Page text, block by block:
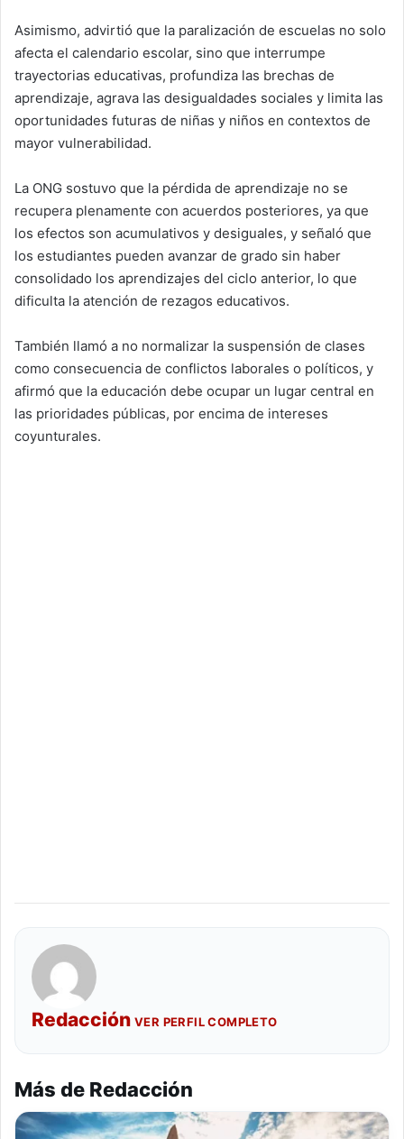
Asimismo, advirtió que la paralización de escuelas no solo
afecta el calendario escolar, sino que interrumpe
trayectorias educativas, profundiza las brechas de
aprendizaje, agrava las desigualdades sociales y limita las
oportunidades futuras de niñas y niños en contextos de
mayor vulnerabilidad.
La ONG sostuvo que la pérdida de aprendizaje no se
recupera plenamente con acuerdos posteriores, ya que
los efectos son acumulativos y desiguales, y señaló que
los estudiantes pueden avanzar de grado sin haber
consolidado los aprendizajes del ciclo anterior, lo que
dificulta la atención de rezagos educativos.
También llamó a no normalizar la suspensión de clases
como consecuencia de conflictos laborales o políticos, y
afirmó que la educación debe ocupar un lugar central en
las prioridades públicas, por encima de intereses
coyunturales.
Redacción VER PERFIL COMPLETO
Más de Redacción